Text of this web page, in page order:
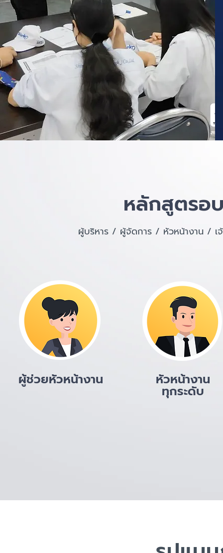
หลักสูตรอ
ผู้บริหาร / ผู้จัดการ / หัวหน้างาน /
ผู้ช่วยหัวหน้างาน หัวหน้างาน
ทุกระดับ